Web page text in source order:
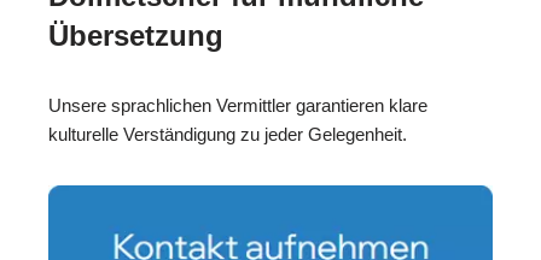
Übersetzung
Unsere sprachlichen Vermittler garantieren klare
kulturelle Verständigung zu jeder Gelegenheit.